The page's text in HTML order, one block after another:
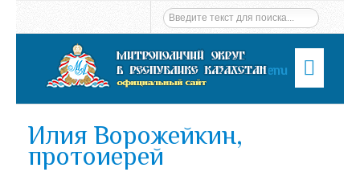
Menu
Илия Ворожейкин,
протоиерей